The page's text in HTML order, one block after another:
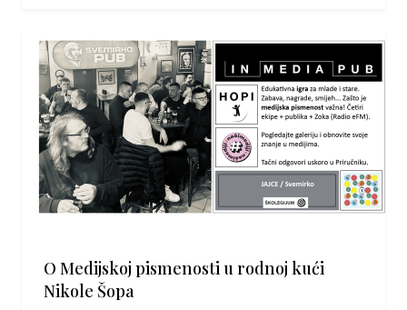
O Medijskoj pismenosti u rodnoj kući
Nikole Šopa